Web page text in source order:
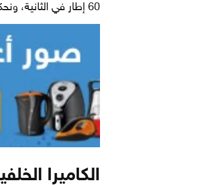
60 إطار في الثانية، ونحكي لكم باستفاضة حول الكاميرا بتفاصيلها.
الكاميرا